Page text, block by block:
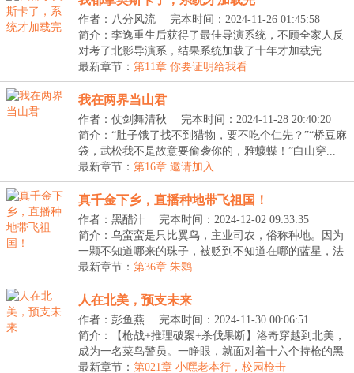
作者：八分风流
完本时间：2024-11-26 01:45:58
简介：李逸重生后获得了最佳导演系统，不顾全家人反
对考了北影导演系，结果系统加载了十年才加载完……
【...
最新章节： 第11章 你要证明给我看
我在两界当山君
作者：仗剑舞清秋
完本时间：2024-11-28 20:40:20
简介：“肚子饿了找不到猎物，要不吃个仁先？”“桥豆麻
袋，武松我不是故意要偷袭你的，雅蠛蝶！”白山穿...
最新章节： 第16章 邀请加入
真千金下乡，直播种地带飞祖国！
作者：黑醋汁
完本时间：2024-12-02 09:33:35
简介：乌蛮蛮是只比翼鸟，主业司农，俗称种地。因为
一颗不知道哪来的珠子，被贬到不知道在哪的蓝星，法
力...
最新章节： 第36章 朱鹮
人在北美，预支未来
作者：彭鱼燕
完本时间：2024-11-30 00:06:51
简介：【枪战+推理破案+杀伐果断】洛奇穿越到北美，
成为一名菜鸟警员。一睁眼，就面对着十六个持枪的黑
人...
最新章节： 第021章 小嘿老本行，校园枪击